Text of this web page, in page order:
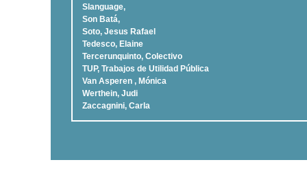
Slanguage,
Son Batá,
Soto, Jesus Rafael
Tedesco, Elaine
Tercerunquinto, Colectivo
TUP, Trabajos de Utilidad Pública
Van Asperen , Mónica
Werthein, Judi
Zaccagnini, Carla